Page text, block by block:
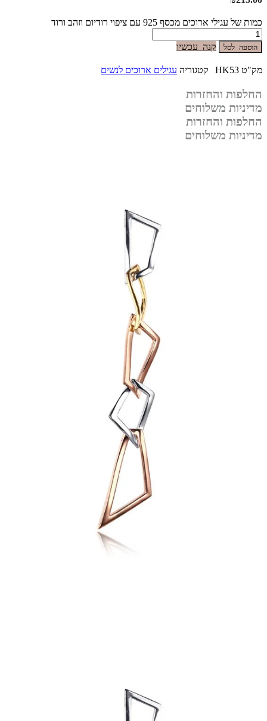
כמות של עגילי ארוכים מכסף 925 עם ציפוי רודיום וזהב ורוד
הוספה לסל קנה עכשיו
מק"ט HK53 קטגוריה עגילים ארוכים לנשים
החלפות והחזרות
מדיניות משלוחים
החלפות והחזרות
מדיניות משלוחים